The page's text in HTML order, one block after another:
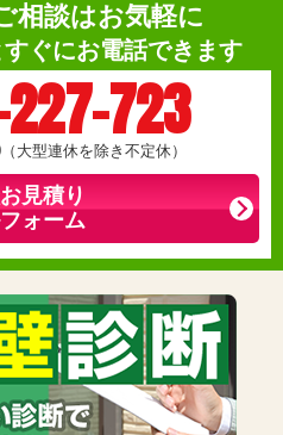
相談はお気軽に
ぐにお電話できます
723
大型連休を除き不定休）
見積り
ォーム